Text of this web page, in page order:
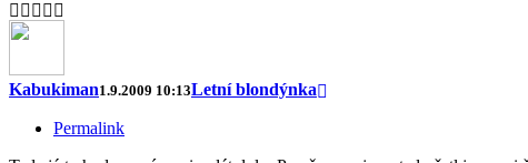
Kabukiman1.9.2009 10:13Letní blondýnka
Permalink